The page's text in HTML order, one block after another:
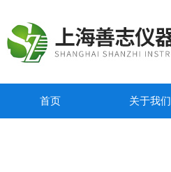
首页 关于我们